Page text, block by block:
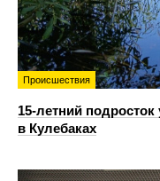
Происшествия
15-летний
в Кулебаках